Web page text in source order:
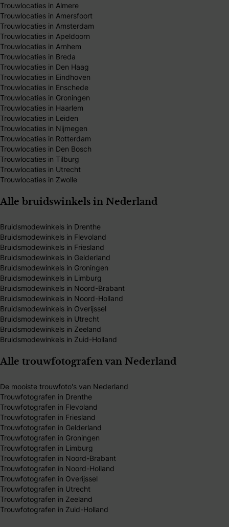
Trouwlocaties in Almere
Trouwlocaties in Amersfoort
Trouwlocaties in Amsterdam
Trouwlocaties in Apeldoorn
Trouwlocaties in Arnhem
Trouwlocaties in Breda
Trouwlocaties in Den Haag
Trouwlocaties in Eindhoven
Trouwlocaties in Enschede
Trouwlocaties in Groningen
Trouwlocaties in Haarlem
Trouwlocaties in Leiden
Trouwlocaties in Nijmegen
Trouwlocaties in Rotterdam
Trouwlocaties in Den Bosch
Trouwlocaties in Tilburg
Trouwlocaties in Utrecht
Trouwlocaties in Zwolle
Alle bruidswinkels in Nederland
Bruidsmodewinkels in Drenthe
Bruidsmodewinkels in Flevoland
Bruidsmodewinkels in Friesland
Bruidsmodewinkels in Gelderland
Bruidsmodewinkels in Groningen
Bruidsmodewinkels in Limburg
Bruidsmodewinkels in Noord-Brabant
Bruidsmodewinkels in Noord-Holland
Bruidsmodewinkels in Overijssel
Bruidsmodewinkels in Utrecht
Bruidsmodewinkels in Zeeland
Bruidsmodewinkels in Zuid-Holland
Alle trouwfotografen van Nederland
De mooiste trouwfoto's van Nederland
Trouwfotografen in Drenthe
Trouwfotografen in Flevoland
Trouwfotografen in Friesland
Trouwfotografen in Gelderland
Trouwfotografen in Groningen
Trouwfotografen in Limburg
Trouwfotografen in Noord-Brabant
Trouwfotografen in Noord-Holland
Trouwfotografen in Overijssel
Trouwfotografen in Utrecht
Trouwfotografen in Zeeland
Trouwfotografen in Zuid-Holland